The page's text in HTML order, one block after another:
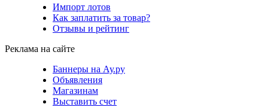
Импорт лотов
Как заплатить за товар?
Отзывы и рейтинг
Реклама на сайте
Баннеры на Ау.ру
Объявления
Магазинам
Выставить счет